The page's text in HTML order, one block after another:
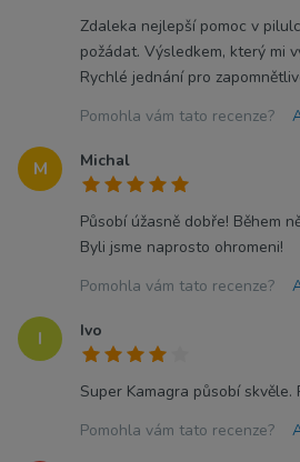
Zdaleka nejlepší pomoc v
požádat. Výsledkem, který mi
Rychlé jednání pro
Pomohla vám tato recenze?
M Michal
Působí úžasně dobře! Během
Byli jsme naprosto ohromeni!
Pomohla vám tato recenze?
I Ivo
Super Kamagra působí skvěle.
Pomohla vám tato recenze?